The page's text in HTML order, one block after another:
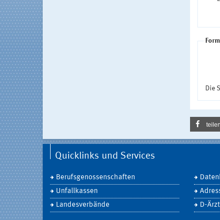
Die
Quicklinks und Services
Berufsgenossenschaften
Unfallkassen
Landesverbände
D-